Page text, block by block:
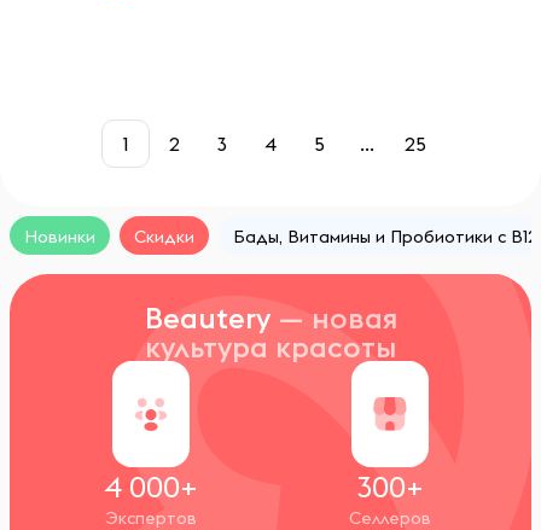
1 2 3 4 5 ... 25
Новинки Скидки Бады, Витамины и Пробиотики с B12
Beautery — новая
культура красоты
4 000+
Экспертов
300+
Селлеров